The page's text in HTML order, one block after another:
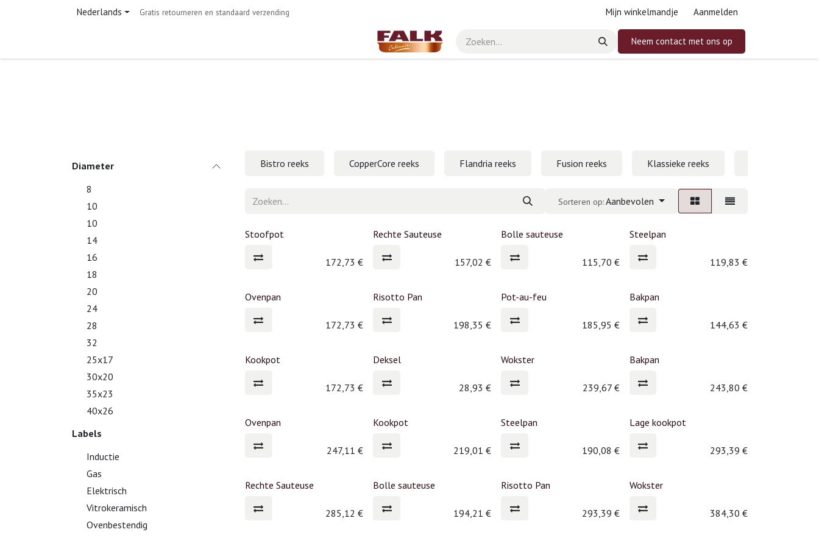
Overslaan naar inhoudNederlands Gratis retourneren en standaard verzending Mijn winkelmandje Aanmelden
Neem contact met ons op
Diameter
8
10
10
14
16
18
20
24
28
32
25x17
30x20
35x23
40x26
Labels
Inductie
Gas
Elektrisch
Vitrokeramisch
Ovenbestendig
Bistro reeks CopperCore reeks Flandria reeks Fusion reeks Klassieke reeks
Sorteren op:Aanbevolen
Stoofpot
172,73 €
Rechte Sauteuse
157,02 €
Bolle sauteuse
115,70 €
Steelpan
119,83 €
Ovenpan
172,73 €
Risotto Pan
198,35 €
Pot-au-feu
185,95 €
Bakpan
144,63 €
Kookpot
172,73 €
Deksel
28,93 €
Wokster
239,67€
Bakpan
243,80 €
Ovenpan
247,11 €
Kookpot
219,01 €
Steelpan
190,08 €
Lage kookpot
293,39 €
Rechte Sauteuse
285,12 €
Bolle sauteuse
194,21 €
Risotto Pan
293,39 €
Wokster
384,30 €